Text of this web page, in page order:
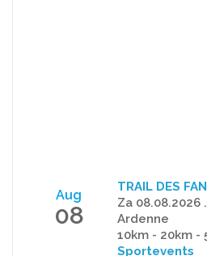
Aug
08
TRAIL DES
Za 08.08.2026
Ardenne
10km - 20km -
Sportevents